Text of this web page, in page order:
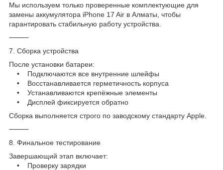
Мы используем только проверенные комплектующие для
замены аккумулятора iPhone 17 Air в Алматы, чтобы
гарантировать стабильную работу устройства.
⸻
7. Сборка устройства
После установки батареи:
• Подключаются все внутренние шлейфы
• Восстанавливается герметичность корпуса
• Устанавливаются крепёжные элементы
• Дисплей фиксируется обратно
Сборка выполняется строго по заводскому стандарту Apple.
⸻
8. Финальное тестирование
Завершающий этап включает:
• Проверку зарядки